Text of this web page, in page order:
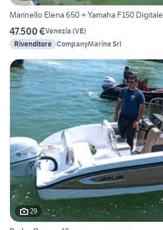
Marinello Elena 650 + Yamaha F150 Digitale
47.500 €Venezia (VE)
Rivenditore CompanyMarine Srl
29